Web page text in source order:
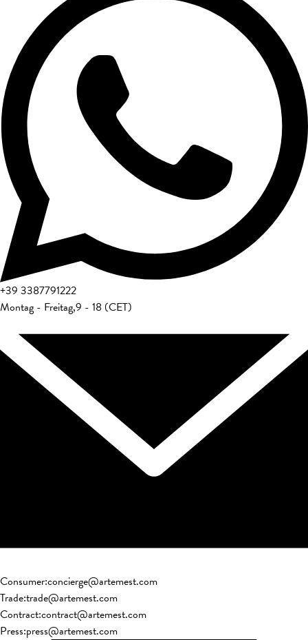
+39 3387791222
Montag - Freitag,9 - 18 (CET)
Consumer:concierge@artemest.com
Trade:trade@artemest.com
Contract:contract@artemest.com
Press:press@artemest.com